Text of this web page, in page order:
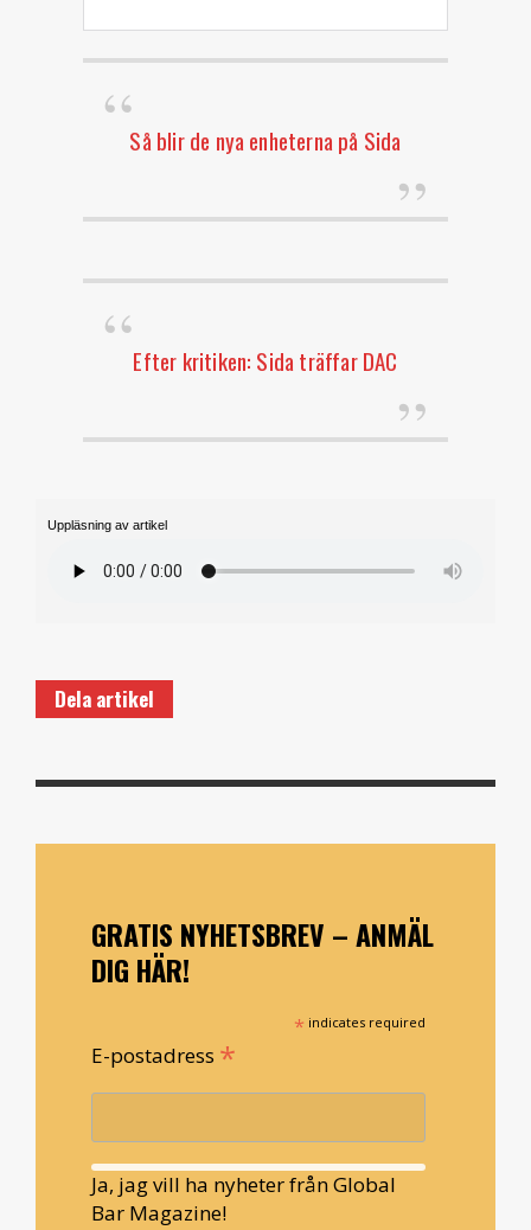
Så blir de nya enheterna på Sida
Efter kritiken: Sida träffar DAC
Uppläsning av artikel
Dela artikel
GRATIS NYHETSBREV – ANMÄL
DIG HÄR!
* indicates required
E-postadress *
Ja, jag vill ha nyheter från Global
Bar Magazine!